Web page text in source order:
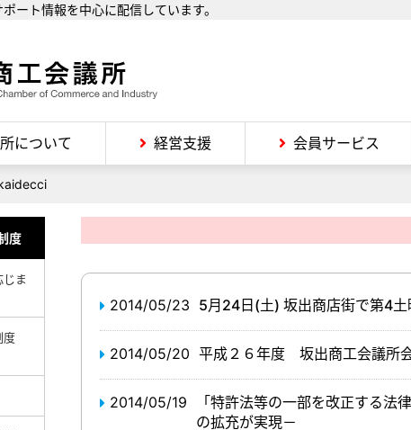
ート情報を中心に配信しています。
について 経営支援 会員サービス
2014/05/23 5月24日(土) 坂出商店街で第4土
2014/05/20 平成２６年度 坂出商工会議所
2014/05/19
「特許法等の一部を改正する法
の拡充が実現－
度
ま
度